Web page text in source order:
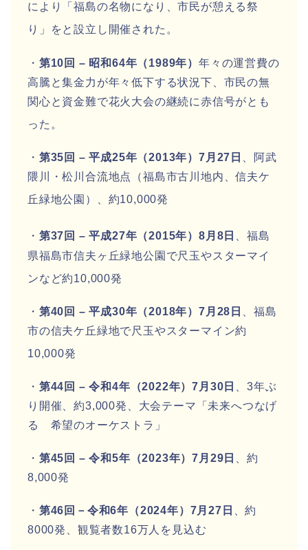
により「福島の名物になり、市民が憩える祭
り」をと設立し開催された 。
・ 第10回 – 昭和64年（1989年）年々の運営費の
高騰と集金力が年々低下する状況下、市民の無
関心と資金難で花火大会の継続に赤信号がとも
った 。
・ 第35回 – 平成25年（2013年）7月27日
、阿武
隈川・松川合流地点（福島市古川地内、信夫ケ
丘緑地公園）、約10,000発
・ 第37回 – 平成27年（2015年）8月8日 、福島
県福島市信夫ヶ丘緑地公園で尺玉やスターマイ
ンなど約10,000発
・ 第40回 – 平成30年（2018年）7月28日
、福島
市の信夫ケ丘緑地で尺玉やスターマイン約
10,000発
・ 第44回 – 令和4年（2022年）7月30日
、3年ぶ
り開催、約3,000発、大会テーマ「未来へつなげ
る 希望のオーケストラ」
・ 第45回 – 令和5年（2023年）7月29日
、約
8,000発
・ 第46回－令和6年（2024年）7月27日
、約
8000発、観覧者数16万人を見込む